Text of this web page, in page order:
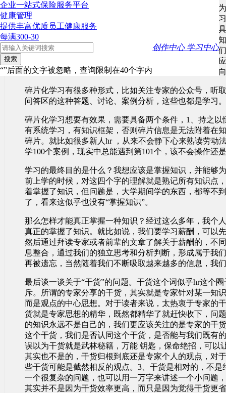
企业一站式保险服务平台
健康管理
提供丰富优质员工健康服务
每满300-30
创作中心 学习中心
搜索
“”后面的文字被忽略，查询限制在40个字内
关于学习，以前也讨论过这个话题，我个人认为自学分
化学习。这两种方式是分先后，分主次的。所谓系统学
的学习方式，在我们离开校园步入社会后，这种学习就
解一门知识的起点，系统学习的目的不是让我们对该门
只是在我们的头脑中粗略的搭建起一个知识框架，让我
了解。这个粗略的知识框架如何能否丰满起来，如何能
习方式，碎片化学习。碎片化的学习可以理解为不断的
碎片化学习有很多种形式，比如关注专家的公众号，听
问答区的这种答题、讨论、案例分析，这些也都是学习。
碎片化学习想要有效果，需要具备两个条件，1、持之
有系统学习，有知识框架，否则碎片信息是无法附着在
碎片。就比如很多新人hr ，从来不会静下心来熟读劳动
学100个案例，现实中总能遇到第101个，该不会操作还
学习的最终目的是什么？我想应该是掌握知识，并能够
前上学的时候，对这四个字的理解就是熟记所有知识点
着掌握了知识，但问题是，大学期间学的东西，都等不
了，看来这似乎也没有“掌握知识”。
那么怎样才能真正掌握一种知识？经过这么多年，我个
真正的掌握了知识。就比如说，我们要学习薪酬，可以
然后通过拜读专家或者前辈的文章了解关于薪酬的，不
息整合，通过我们的独立思考和分析判断，形成属于我
再被遗忘，当然随着我们不断吸取越来越多的信息，我
最后谈一谈关于“干货”的问题。干货这个词似乎hr这个
斥。所谓的专家分享的干货，其实就是专家针对某一知
而是观点的中心思想。对于读者来说，太热衷于专家的
货就是专家思想的精华，既然都精华了就赶快收下，问
的知识永远不是自己的，我们更应该关注的是专家的干
这个干货，我们是否认同这个干货，是否能与我们既有
误以为干货就是武林秘籍，万能 钥匙，保命绝招，可以
其实也不是的，干货归根到底还是专家个人的观点，对
些干货可能是截然相反的观点。3、干货是相对的，不
一个很复杂的问题，也可以用一万字来讲述一个小问题
其实并不是因为干货效率更高，而只是因为觉得干货更